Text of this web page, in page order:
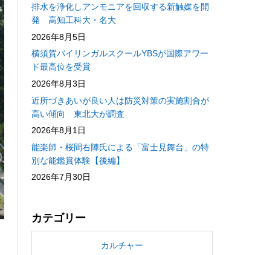
排水を浄化しアンモニアを回収する新触媒を開
発 高知工科大・名大
2026年8月5日
横須賀バイリンガルスクールYBSが国際アワー
ド最高位を受賞
2026年8月3日
近所づきあいが良い人は防災対策の実施割合が
高い傾向 東北大が調査
2026年8月1日
能楽師・桜間右陣氏による「富士見舞台」の特
別な能鑑賞体験【後編】
2026年7月30日
カテゴリー
カルチャー